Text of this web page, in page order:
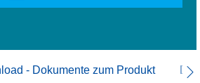
- Dokumente zum Produkt